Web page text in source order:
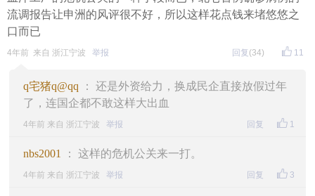
流调报告让申洲的风评很不好，所以这样花点钱来堵悠悠之
口而已
11
4年前 来自 浙江宁波 举报 回复 (34)
q宅猪q@qq ： 还是外资给力，换成民企直接放假过年
了，连国企都不敢这样大出血
1
4年前 来自 浙江宁波 举报 回复
nbs2001 ： 这样的危机公关来一打。
3
4年前 来自 浙江宁波 举报 回复